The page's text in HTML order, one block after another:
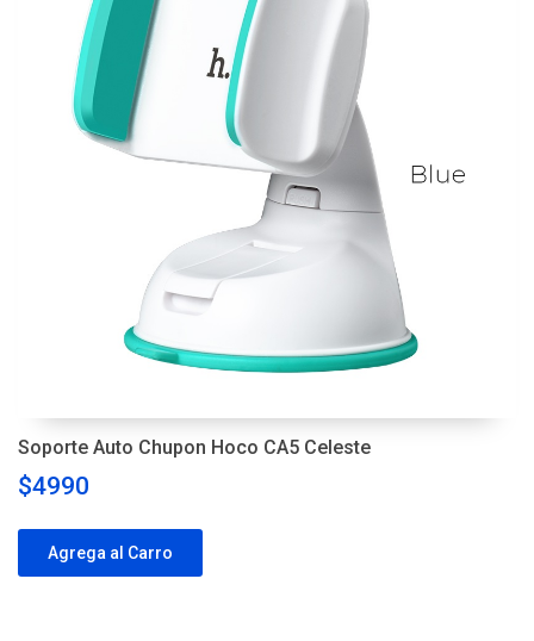
Soporte Auto Chupon Hoco CA5 Celeste
$4990
Agrega al Carro